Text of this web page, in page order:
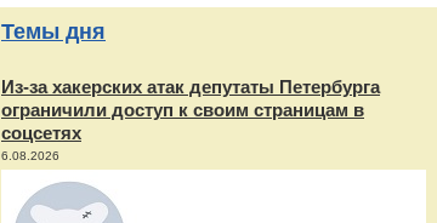
Темы дня
Из‑за хакерских атак депутаты Петербурга
ограничили доступ к своим страницам в
соцсетях
6.08.2026